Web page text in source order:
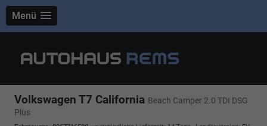
Menü
Volkswagen T7 California Beach Camper 2.0 TDI DSG
Plus